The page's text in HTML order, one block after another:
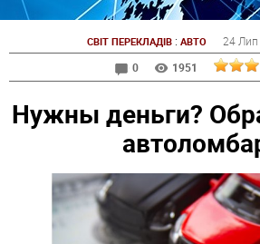
СВІТ ПЕРЕКЛАДІВ : АВТО 24 Лип
0
1951
Нужны деньги?